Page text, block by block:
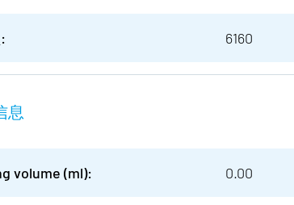
6160
息
volume (ml): 0.00